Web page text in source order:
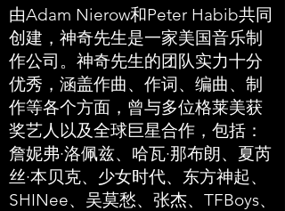
由Adam Nierow和Peter Habib共同
创建，神奇先生是一家美国音乐制
作公司。神奇先生的团队实力十分
优秀，涵盖作曲、作词、编曲、制
作等各个方面，曾与多位格莱美获
奖艺人以及全球巨星合作，包括：
詹妮弗·洛佩兹、哈瓦·那布朗、夏芮
丝·本贝克、少女时代、东方神起、
SHINee、吴莫愁、张杰、TFBoys、